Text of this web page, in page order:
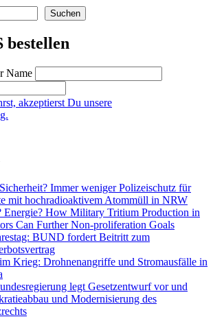
2023:
Atomtransporte
Hamburg
von
Lingen
nach
Suchen
bestellen
Name
akzeptierst Du unsere
Immer weniger Polizeischutz für
mit hochradioaktivem Atommüll in NRW
Energie? How Military Tritium Production in
Can Further Non-proliferation Goals
BUND fordert Beitritt zum
Krieg: Drohnenangriffe und Stromausfälle in
legt Gesetzentwurf vor und
und Modernisierung des